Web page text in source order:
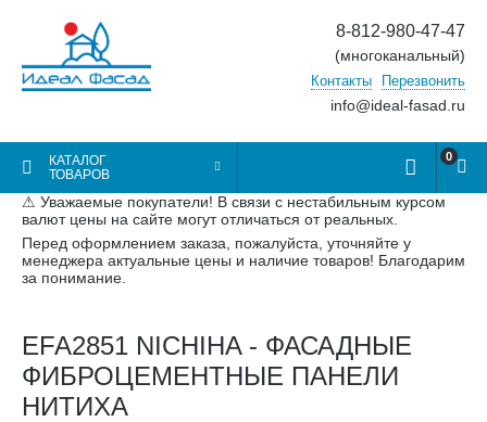
8-812-980-47-47
(многоканальный)
Контакты Перезвонить
info@ideal-fasad.ru
КАТАЛОГ
ТОВАРОВ
0
⚠ Уважаемые покупатели! В связи с нестабильным курсом
валют цены на сайте могут отличаться от реальных.
Перед оформлением заказа, пожалуйста, уточняйте у
менеджера актуальные цены и наличие товаров! Благодарим
за понимание.
EFA2851 NICHIHA - ФАСАДНЫЕ
ФИБРОЦЕМЕНТНЫЕ ПАНЕЛИ
НИТИХА